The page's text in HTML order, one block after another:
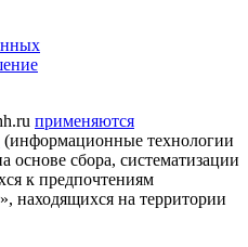
применяются
(информационные технологии
основе сбора, систематизации
к предпочтениям
находящихся на территории